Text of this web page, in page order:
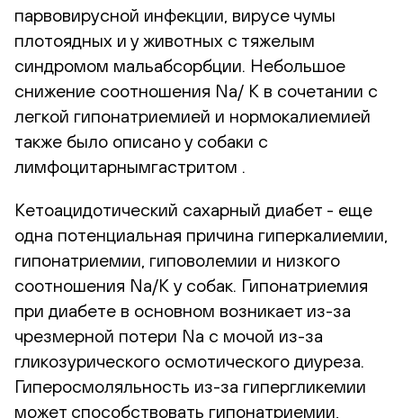
парвовирусной инфекции, вирусе чумы
плотоядных и у животных с тяжелым
синдромом мальабсорбции. Небольшое
снижение соотношения Na/ K в сочетании с
легкой гипонатриемией и нормокалиемией
также было описано у собаки с
лимфоцитарнымгастритом .
Кетоацидотический сахарный диабет - еще
одна потенциальная причина гиперкалиемии,
гипонатриемии, гиповолемии и низкого
соотношения Na/K у собак. Гипонатриемия
при диабете в основном возникает из-за
чрезмерной потери Na с мочой из-за
гликозурического осмотического диуреза.
Гиперосмоляльность из-за гипергликемии
может способствовать гипонатриемии,